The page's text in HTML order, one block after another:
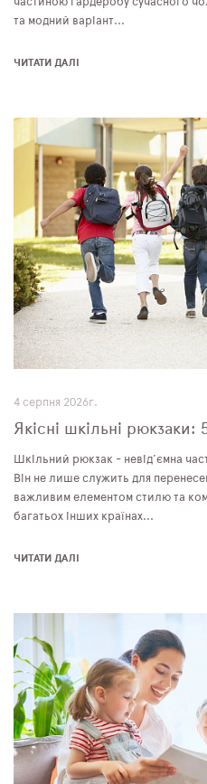
та модний варіант...
ЧИТАТИ ДАЛІ
4 серпня 2026г.
Якісні шкільні рюкзаки:
Шкільний рюкзак - невід'ємна
Він не лише служить для
важливим елементом стилю та
багатьох інших країнах...
ЧИТАТИ ДАЛІ